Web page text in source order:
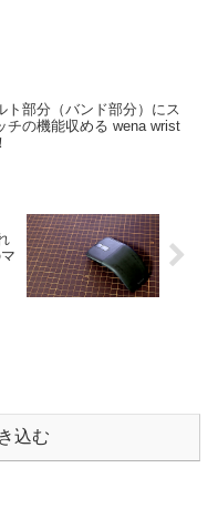
ト部分（バンド部分）にス
チの機能収める wena wrist
込む